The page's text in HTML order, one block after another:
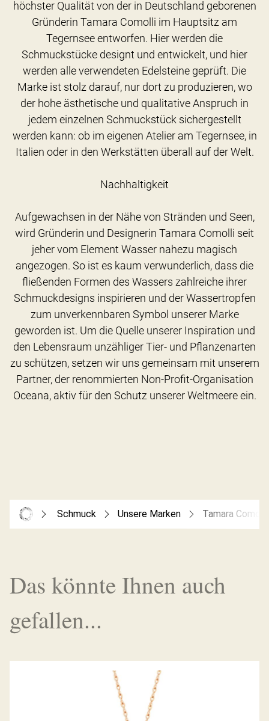
höchster Qualität von der in Deutschland geborenen
Gründerin Tamara Comolli im Hauptsitz am
Tegernsee entworfen. Hier werden die
Schmuckstücke designt und entwickelt, und hier
werden alle verwendeten Edelsteine geprüft. Die
Marke ist stolz darauf, nur dort zu produzieren, wo
der hohe ästhetische und qualitative Anspruch in
jedem einzelnen Schmuckstück sichergestellt
werden kann: ob im eigenen Atelier am Tegernsee, in
Italien oder in den Werkstätten überall auf der Welt.
Nachhaltigkeit
Aufgewachsen in der Nähe von Stränden und Seen,
wird Gründerin und Designerin Tamara Comolli seit
jeher vom Element Wasser nahezu magisch
angezogen. So ist es kaum verwunderlich, dass die
fließenden Formen des Wassers zahlreiche ihrer
Schmuckdesigns inspirieren und der Wassertropfen
zum unverkennbaren Symbol unserer Marke
geworden ist. Um die Quelle unserer Inspiration und
den Lebensraum unzähliger Tier- und Pflanzenarten
zu schützen, setzen wir uns gemeinsam mit unserem
Partner, der renommierten Non-Profit-Organisation
Schmuck Unsere Marken Tamara Comolli
Das könnte Ihnen auch
gefallen...